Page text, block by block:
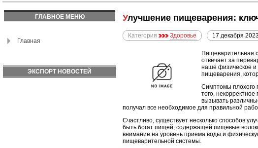
ГЛАВНОЕ МЕНЮ
Главная
ЭКСПОРТ НОВОСТЕЙ
Улучшение пищеварения:
Категория Здоровье 17 декабря
Пищеварительная
отвечает за
наше физическое и
пищеварения,
Симптомы плохого
того,
вызывать
получал все необходимое для правильной
Счастливо, существует несколько способов
быть богат пищей, содержащей пищевые
внимание на уровень приема воды и
пищеварительной системы.